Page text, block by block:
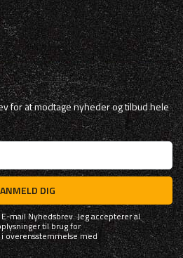
for at modtage nyheder og tilbud hele
ANMELD DIG
mail Nyhedsbrev. Jeg accepterer al
til brug for
overensstemmelse med